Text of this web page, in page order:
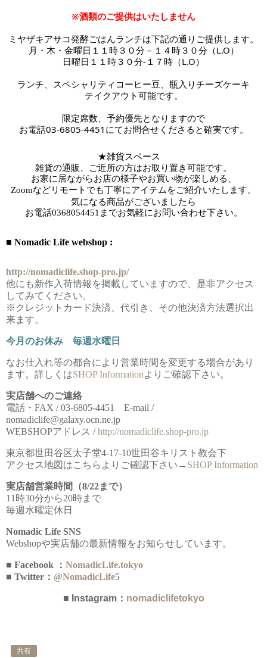
※酒類のご提供はいたしません
ミヤザキアサコ発酵ごはんランチは下記の通りご提供します。
月・木・金曜日１１時３０分－１４時３０分（L.O）
日曜日１１時３０分-１７時 （L.O）
ランチ、スペシャリティコーヒー豆、瓶入りチーズケーキ
テイクアウト可能です。
限定席数、予約優先となりますので
お電話03-6805-4451にてお問合せくださると確実です。
★雑貨スペース
雑貨の通販、ご近所の方はお取り置き可能です。
お家に居ながらお店の様子やお買い物が楽しめる、
Zoomなどリモートでも丁寧にアイテムをご紹介いたします。
気になる商品がございましたら
お電話0368054451までお気軽にお問い合わせ下さい。
■ Nomadic Life webshop :
http://nomadiclife.shop-pro.jp/
他にも新作入荷情報を掲載していますので、是非アクセス
してみてください。
※クレジットカード決済、代引き、その他決済方法選択出
来ます。
今月のお休み 毎週水曜日
なお仕入れ等の都合により営業時間を変更する場合があり
ます。詳しくはSHOP Informationよりご確認下さい。
実店舗へのご連絡
電話・FAX / 03-6805-4451 E-mail /
nomadiclife@galaxy.ocn.ne.jp
WEBSHOPアドレス /http://nomadiclife.shop-pro.jp
東京都世田谷区太子堂4-17-10世田谷キリスト教会下
アクセス地図はこちらよりご確認下さい→ SHOP Information
実店舗営業時間（8/22まで）
11時30分から20時まで
毎週水曜定休日
Nomadic Life SNS
Webshopや実店舗の最新情報をお知らせしています。
■ Facebook ： NomadicLife.tokyo
■ Twitter： @NomadicLife5
■ Instagram： nomadiclifetokyo
共有